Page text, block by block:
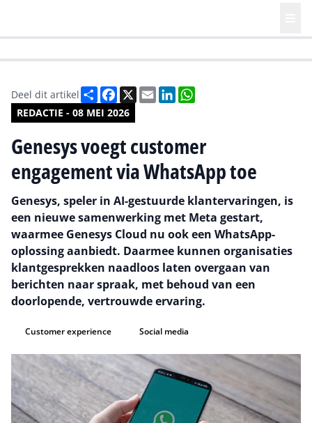
REDACTIE - 08 MEI 2026
Deel dit artikel DeelFacebook
X EmailLinkedIn
Genesys voegt customer
engagement via WhatsApp toe
Genesys, speler in AI-gestuurde klantervaringen, is
een nieuwe samenwerking met Meta gestart,
waarmee Genesys Cloud nu ook een WhatsApp-
oplossing aanbiedt. Daarmee kunnen organisaties
klantgesprekken naadloos laten overgaan van
berichten naar spraak, met behoud van een
doorlopende, vertrouwde ervaring.
Customer experience Social media